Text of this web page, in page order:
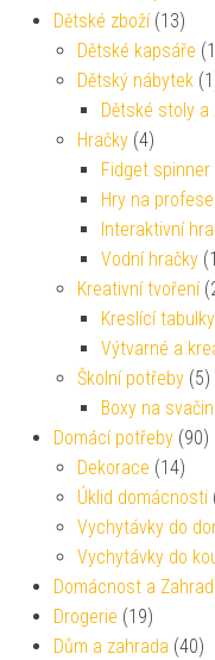
Dětské zboží (13)
Dětské kapsáře
Dětský nábytek
Dětské stoly a
Hračky (4)
Fidget spinner
Hry na profese
Interaktivní
Vodní hračky
Kreativní tvoření
Kreslící
Výtvarné a
Školní potřeby (5)
Boxy na
Domácí potřeby (90)
Dekorace (14)
Úklid domácnosti
Vychytávky do
Vychytávky do
Domácnost a
Drogerie (19)
Dům a zahrada (40)